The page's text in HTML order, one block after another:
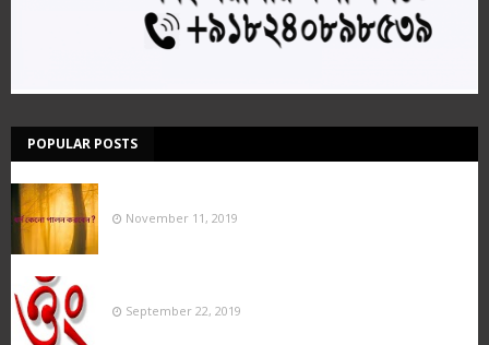
POPULAR POSTS
November 11, 2019
September 22, 2019